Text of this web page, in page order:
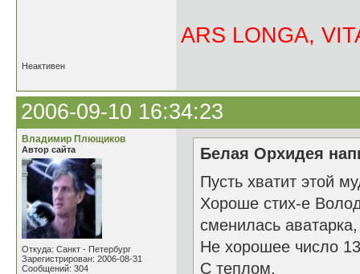
ARS LONGA,
Неактивен
2006-09-10 16:34:23
Владимир Плющиков
Автор сайта
Откуда: Санкт - Петербург
Зарегистрирован: 2006-08-31
Сообщений: 304
Белая Орхидея
Пусть хватит этой
Хороше стих-е
сменилась
Не хорошее число
С теплом.